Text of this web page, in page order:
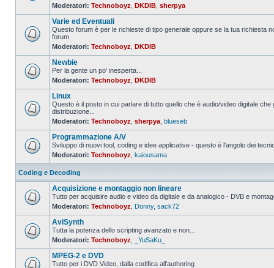
Nessun
da
leggere
Moderatori: Technoboyz DKDIB sherpya
Nessun
da
leggere
Varie ed Eventuali
Questo forum è per le richieste di tipo generale oppure se la tua richiesta
forum
Moderatori: Technoboyz DKDIB
Nessun
messaggio
leggere
Newbie
Per la gente un po' inesperta...
Moderatori: Technoboyz DKDIB
Nessun
da
leggere
Linux
Questo è il posto in cui parlare di tutto quello che è audio/video digitale
distribuzione...
Moderatori: Technoboyz sherpya blueseb
Nessun
messaggio
da
leggere
Programmazione A/V
Sviluppo di nuovi tool, coding e idee applicative - questo è l'angolo dei
Moderatori: Technoboyz kaiousama
Coding e Decoding
Nessun
messaggio
da
leggere
Acquisizione e montaggio non lineare
Tutto per acquisire audio e video da digitale e da analogico - DVB e
Moderatori: Technoboyz Donny, sack72
Nessun
messaggio
da
leggere
AviSynth
Tutta la potenza dello scripting avanzato e non...
Moderatori: Technoboyz _YuSaKu_
MPEG-2 e DVD
Tutto per i DVD Video, dalla codifica all'authoring